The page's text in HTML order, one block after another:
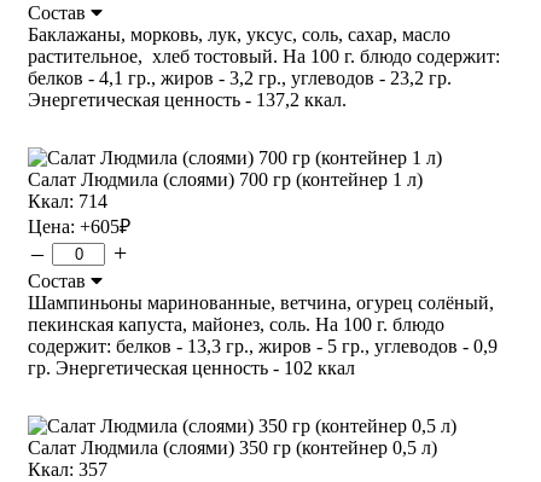
Состав
Баклажаны, морковь, лук, уксус, соль, сахар, масло
растительное, хлеб тостовый. На 100 г. блюдо содержит:
белков - 4,1 гр., жиров - 3,2 гр., углеводов - 23,2 гр.
Энергетическая ценность - 137,2 ккал.
Салат Людмила (слоями) 700 гр (контейнер 1 л)
Ккал: 714
Цена: +605₽
– +
Состав
Шампиньоны маринованные, ветчина, огурец солёный,
пекинская капуста, майонез, соль. На 100 г. блюдо
содержит: белков - 13,3 гр., жиров - 5 гр., углеводов - 0,9
гр. Энергетическая ценность - 102 ккал
Салат Людмила (слоями) 350 гр (контейнер 0,5 л)
Ккал: 357